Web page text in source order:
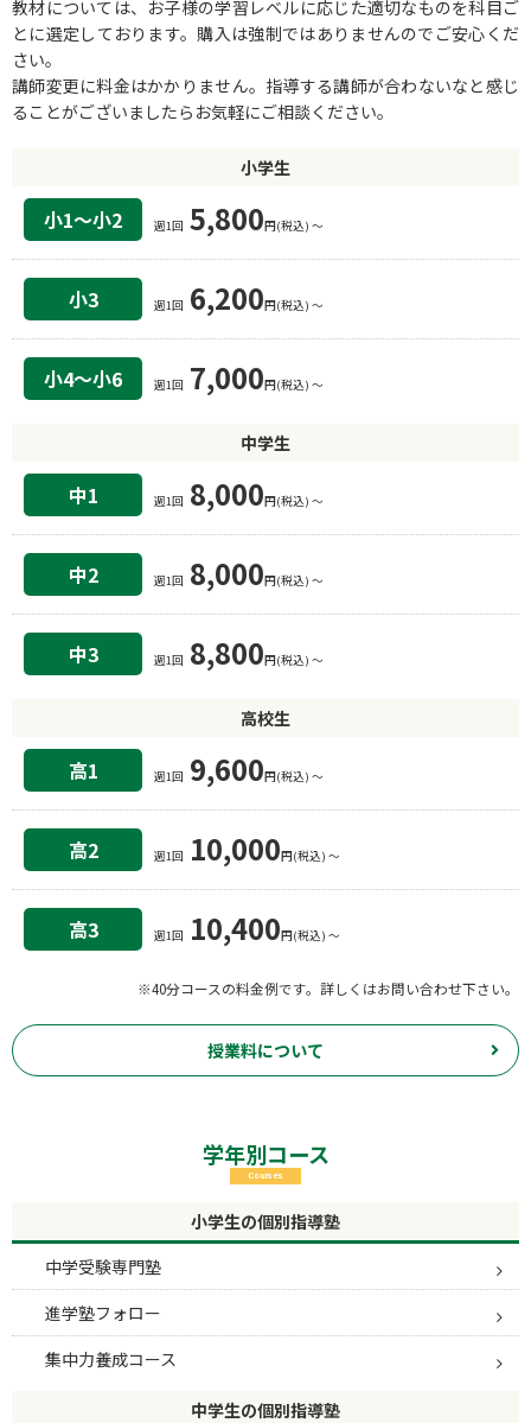
教材については、お子様の学習レベルに応じた適切なものを科目ご
とに選定しております。購入は強制ではありませんのでご安心くだ
さい。
講師変更に料金はかかりません。指導する講師が合わないなと感じ
ることがございましたらお気軽にご相談ください。
小学生
小1〜小2 週1回 5,800円(税込) 〜
小3 週1回 6,200円(税込) 〜
小4〜小6 週1回 7,000円(税込) 〜
中学生
中1 週1回 8,000円(税込) 〜
中2 週1回 8,000円(税込) 〜
中3 週1回 8,800円(税込) 〜
高校生
高1 週1回 9,600円(税込) 〜
高2 週1回 10,000円(税込) 〜
高3 週1回 10,400円(税込) 〜
※40分コースの料金例です。詳しくはお問い合わせ下さい。
授業料について
学年別コース
Courses
小学生の個別指導塾
中学受験専門塾
進学塾フォロー
集中力養成コース
中学生の個別指導塾